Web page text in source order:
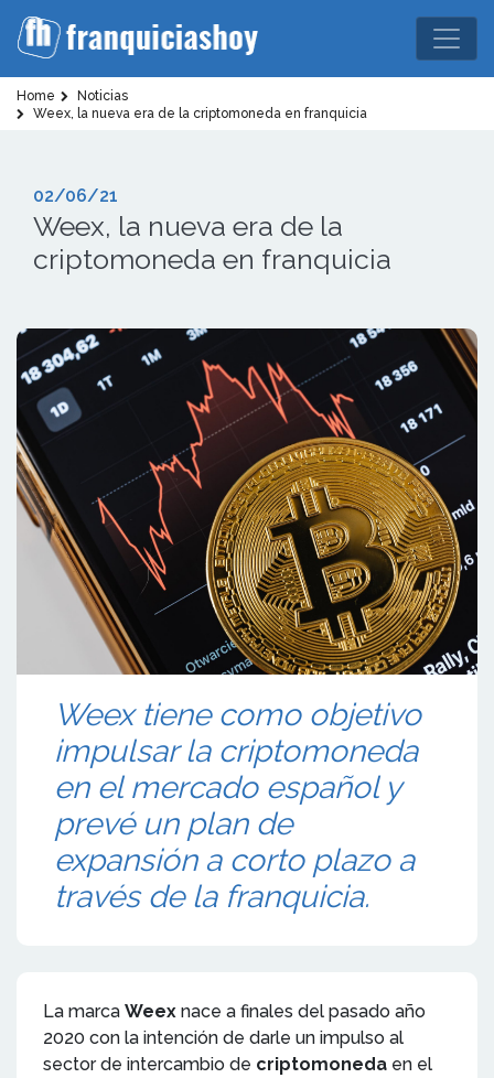
Home
Noticias
Weex, la nueva era de la criptomoneda en franquicia
02/06/21
Weex, la nueva era de la
criptomoneda en franquicia
Weex tiene como objetivo
impulsar la criptomoneda
en el mercado español y
prevé un plan de
expansión a corto plazo a
través de la franquicia.
La marca Weex nace a finales del pasado año
2020 con la intención de darle un impulso al
sector de intercambio de criptomoneda en el